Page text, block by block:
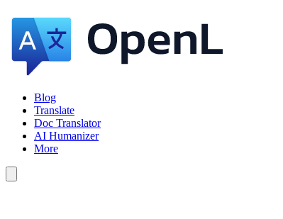
Blog
Translate
Doc Translator
AI Humanizer
More